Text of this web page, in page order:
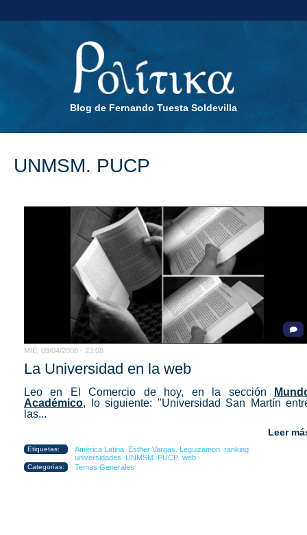
Blog de Fernando Tuesta Soldevilla
UNMSM. PUCP
MIÉ, 09/04/2008 - 23:08
La Universidad en la web
Leo en El Comercio de hoy, en la sección
Académico, lo siguiente: "Universidad San Martín
las...
Leer
Etiquetas: América Latina Esther Vargas. Leguizamon ranking
universidades UNMSM. PUCP web
Categorías: Temas Generales